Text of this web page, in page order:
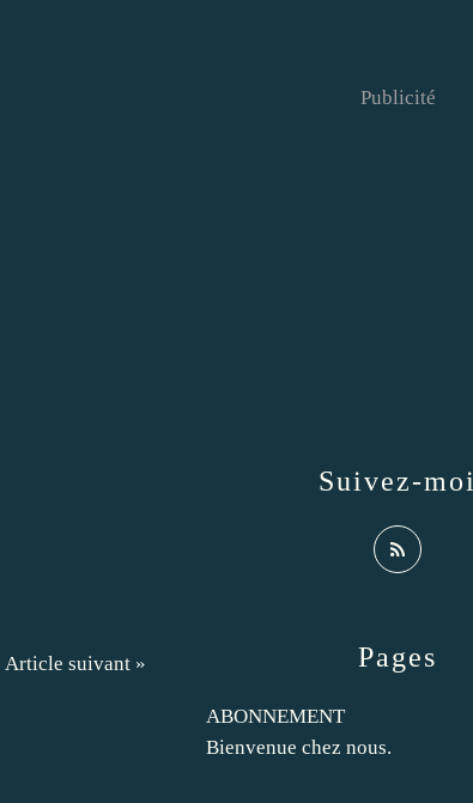
Article suivant » Pages
ABONNEMENT
Bienvenue chez nous.
Suivez-moi
Publicité